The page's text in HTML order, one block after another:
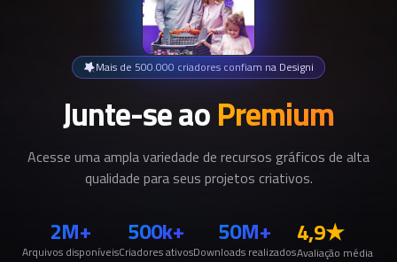
Mais de 500.000 criadores confiam na Designi
Junte-se aoPremium
Acesse uma ampla variedade de recursos gráficos de alta
qualidade para seus projetos criativos.
2M+
Arquivos disponíveis
500k+
Criadores ativos
50M+
Downloads realizados
4,9★
Avaliação média